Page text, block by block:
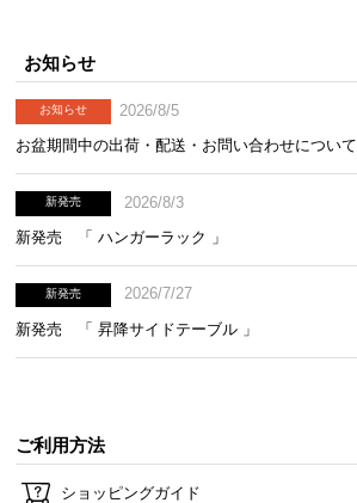
す。
約98.7㎝
お知らせ
お知らせ
2026/8/5
お盆期間中の出荷・配送・お問い合わせについて
新発売
2026/8/3
新発売 「 ハンガーラック 」
新発売
2026/7/27
新発売 「 昇降サイドテーブル 」
ご利用方法
ショッピングガイド